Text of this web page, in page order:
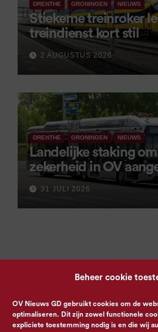
Beheer cookie
OV Nieuws GD gebruikt cookies om de
optimaliseren. Dit zijn zowel functionele
expliciete toestemming nodig is en die wij
DRENTHE GRONINGEN NIEUWS
Stiekeme treinroker
treindienst kort stil
2 AUGUSTUS 2026
DRENTHE GRONINGEN NIEUWS
Landelijke staking
zekerheid in OV
voor 9 september
31 JULI 2026